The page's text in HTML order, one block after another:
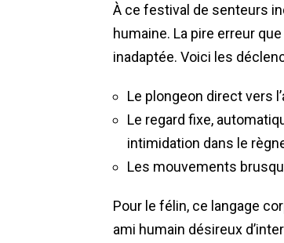
À ce festival de senteurs
humaine. La pire erreur
inadaptée. Voici les
Le plongeon direct vers
Le regard fixe,
intimidation dans le
Les mouvements
Pour le félin, ce langage
ami humain désireux